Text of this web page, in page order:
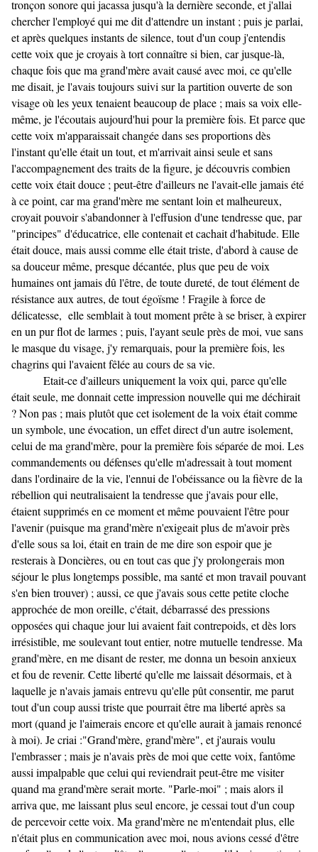
tronçon sonore qui jacassa jusqu'à la dernière seconde, et j'allai
chercher l'employé qui me dit d'attendre un instant ; puis je parlai,
et après quelques instants de silence, tout d'un coup j'entendis
cette voix que je croyais à tort connaître si bien, car jusque-là,
chaque fois que ma grand'mère avait causé avec moi, ce qu'elle
me disait, je l'avais toujours suivi sur la partition ouverte de son
visage où les yeux tenaient beaucoup de place ; mais sa voix elle-
même, je l'écoutais aujourd'hui pour la première fois. Et parce que
cette voix m'apparaissait changée dans ses proportions dès
l'instant qu'elle était un tout, et m'arrivait ainsi seule et sans
l'accompagnement des traits de la figure, je découvris combien
cette voix était douce ; peut-être d'ailleurs ne l'avait-elle jamais été
à ce point, car ma grand'mère me sentant loin et malheureux,
croyait pouvoir s'abandonner à l'effusion d'une tendresse que, par
"principes" d'éducatrice, elle contenait et cachait d'habitude. Elle
était douce, mais aussi comme elle était triste, d'abord à cause de
sa douceur même, presque décantée, plus que peu de voix
humaines ont jamais dû l'être, de toute dureté, de tout élément de
résistance aux autres, de tout égoïsme ! Fragile à force de
délicatesse, elle semblait à tout moment prête à se briser, à expirer
en un pur flot de larmes ; puis, l'ayant seule près de moi, vue sans
le masque du visage, j'y remarquais, pour la première fois, les
chagrins qui l'avaient fêlée au cours de sa vie.
Etait-ce d'ailleurs uniquement la voix qui, parce qu'elle
était seule, me donnait cette impression nouvelle qui me déchirait
? Non pas ; mais plutôt que cet isolement de la voix était comme
un symbole, une évocation, un effet direct d'un autre isolement,
celui de ma grand'mère, pour la première fois séparée de moi. Les
commandements ou défenses qu'elle m'adressait à tout moment
dans l'ordinaire de la vie, l'ennui de l'obéissance ou la fièvre de la
rébellion qui neutralisaient la tendresse que j'avais pour elle,
étaient supprimés en ce moment et même pouvaient l'être pour
l'avenir (puisque ma grand'mère n'exigeait plus de m'avoir près
d'elle sous sa loi, était en train de me dire son espoir que je
resterais à Doncières, ou en tout cas que j'y prolongerais mon
séjour le plus longtemps possible, ma santé et mon travail pouvant
s'en bien trouver) ; aussi, ce que j'avais sous cette petite cloche
approchée de mon oreille, c'était, débarrassé des pressions
opposées qui chaque jour lui avaient fait contrepoids, et dès lors
irrésistible, me soulevant tout entier, notre mutuelle tendresse. Ma
grand'mère, en me disant de rester, me donna un besoin anxieux
et fou de revenir. Cette liberté qu'elle me laissait désormais, et à
laquelle je n'avais jamais entrevu qu'elle pût consentir, me parut
tout d'un coup aussi triste que pourrait être ma liberté après sa
mort (quand je l'aimerais encore et qu'elle aurait à jamais renoncé
à moi). Je criai :"Grand'mère, grand'mère", et j'aurais voulu
l'embrasser ; mais je n'avais près de moi que cette voix, fantôme
aussi impalpable que celui qui reviendrait peut-être me visiter
quand ma grand'mère serait morte. "Parle-moi" ; mais alors il
arriva que, me laissant plus seul encore, je cessai tout d'un coup
de percevoir cette voix. Ma grand'mère ne m'entendait plus, elle
n'était plus en communication avec moi, nous avions cessé d'être